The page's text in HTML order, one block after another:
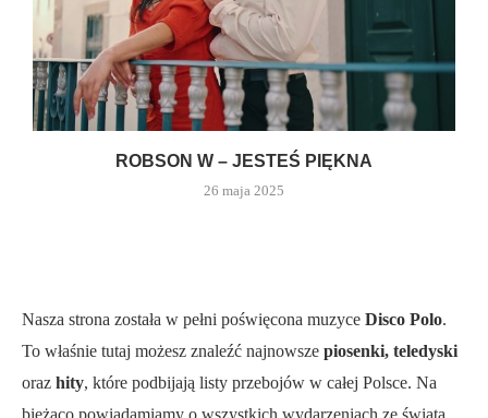
ROBSON W – JESTEŚ PIĘKNA
26 maja 2025
Nasza strona została w pełni poświęcona muzyce Disco Polo.
To właśnie tutaj możesz znaleźć najnowsze piosenki, teledyski
oraz hity, które podbijają listy przebojów w całej Polsce. Na